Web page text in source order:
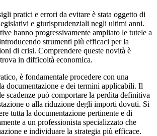
pratici e errori da evitare è stata oggetto di
e giurisprudenziali negli ultimi anni.
hanno progressivamente ampliato le tutele a
strumenti più efficaci per la
di crisi. Comprendere queste novità è
in difficoltà economica.
è fondamentale procedere con una
documentazione e dei termini applicabili. Il
scadenze può comportare la perdita definitiva
o alla riduzione degli importi dovuti. Si
tutta la documentazione pertinente e di
a un professionista specializzato che
e individuare la strategia più efficace.